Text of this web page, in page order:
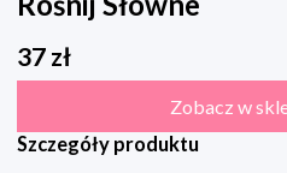
37 zł
Zobacz w
Szczegóły produktu